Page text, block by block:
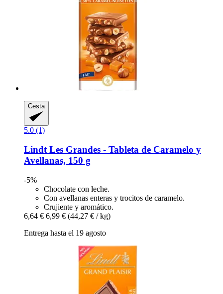
Cesta
5.0 (1)
Lindt Les Grandes -​ Tableta de Caramelo y
Avellanas, 150 g
-5%
Chocolate con leche.
Con avellanas enteras y trocitos de caramelo.
Crujiente y aromático.
6,64 € 6,99 € (44,27 € / kg)
Entrega hasta el 19 agosto